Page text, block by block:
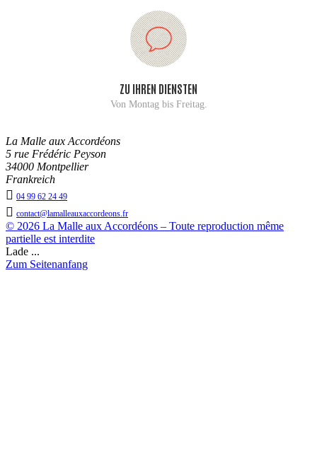
ZU IHREN DIENSTEN
Von Montag bis Freitag.
La Malle aux Accordéons
5 rue Frédéric Peyson
34000 Montpellier
Frankreich
 04 99 62 24 49
 contact@lamalleauxaccordeons.fr
© 2026 La Malle aux Accordéons – Toute reproduction même
partielle est interdite
Lade ...
Zum Seitenanfang